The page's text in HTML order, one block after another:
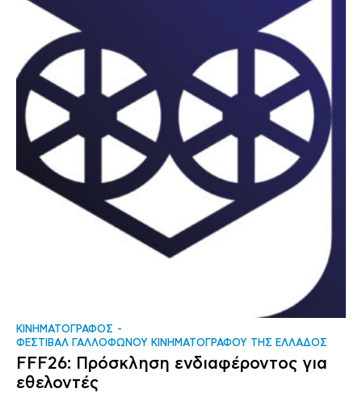
ΚΙΝΗΜΑΤΟΓΡΑΦΟΣ
ΦΕΣΤΙΒΑΛ ΓΑΛΛΟΦΩΝΟΥ ΚΙΝΗΜΑΤΟΓΡΑΦΟΥ ΤΗΣ ΕΛΛΑΔΟΣ
FFF26: Πρόσκληση ενδιαφέροντος για
εθελοντές